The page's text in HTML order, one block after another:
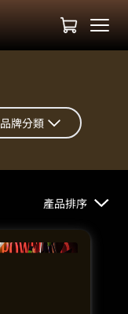
品牌分類
產品排序